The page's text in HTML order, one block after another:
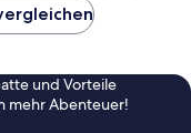
und Vorteile
mehr Abenteuer!